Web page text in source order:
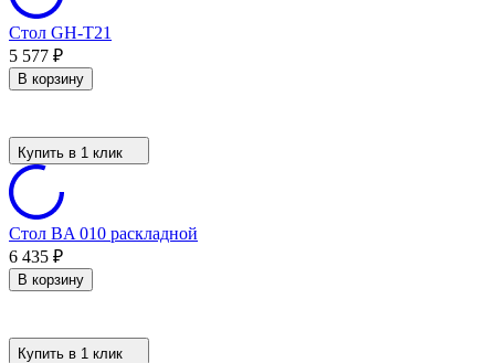
Стол GH-T21
5 577 ₽
В корзину
Купить в 1 клик
Стол BA 010 раскладной
6 435 ₽
В корзину
Купить в 1 клик